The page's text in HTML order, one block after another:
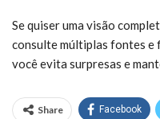
Se quiser uma visão
consulte múltiplas fontes e
você evita surpresas e
Share Facebook